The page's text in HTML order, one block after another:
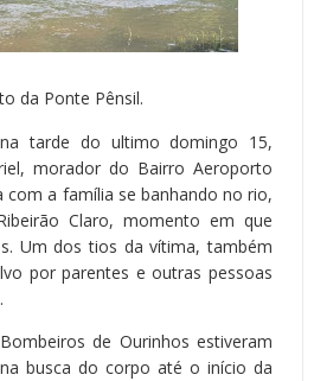
da Ponte Pênsil.
tarde do ultimo domingo 15,
morador do Bairro Aeroporto
com a família se banhando no rio,
Claro, momento em que
Um dos tios da vítima, também
por parentes e outras pessoas
de Ourinhos estiveram
busca do corpo até o início da